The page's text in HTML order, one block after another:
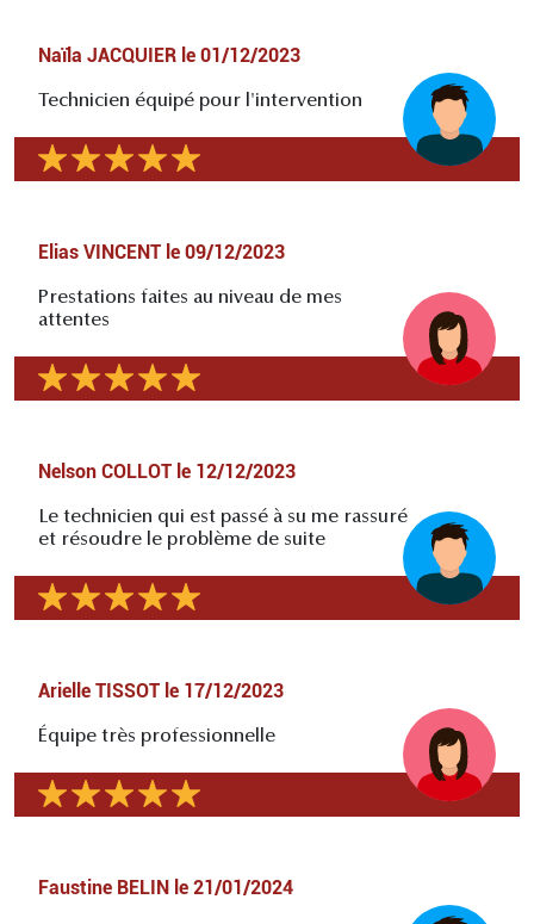
Naïla JACQUIER le 01/12/2023
Technicien équipé pour l'intervention
Elias VINCENT le 09/12/2023
Prestations faites au niveau de mes
attentes
Nelson COLLOT le 12/12/2023
Le technicien qui est passé à su me rassuré
et résoudre le problème de suite
Arielle TISSOT le 17/12/2023
Équipe très professionnelle
Faustine BELIN le 21/01/2024